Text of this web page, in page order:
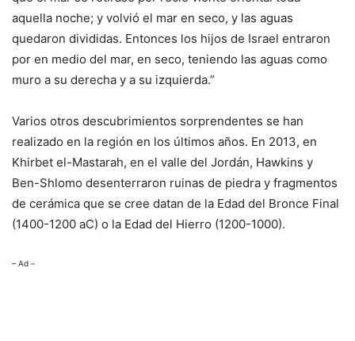
aquella noche; y volvió el mar en seco, y las aguas
quedaron divididas. Entonces los hijos de Israel entraron
por en medio del mar, en seco, teniendo las aguas como
muro a su derecha y a su izquierda.”
Varios otros descubrimientos sorprendentes se han
realizado en la región en los últimos años. En 2013, en
Khirbet el-Mastarah, en el valle del Jordán, Hawkins y
Ben-Shlomo desenterraron ruinas de piedra y fragmentos
de cerámica que se cree datan de la Edad del Bronce Final
(1400-1200 aC) o la Edad del Hierro (1200-1000).
– Ad –